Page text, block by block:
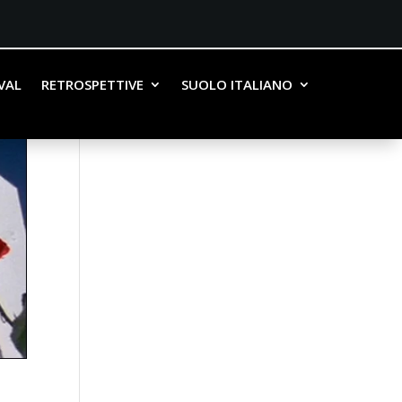
RETROSPETTIVE SUOLO ITALIANO